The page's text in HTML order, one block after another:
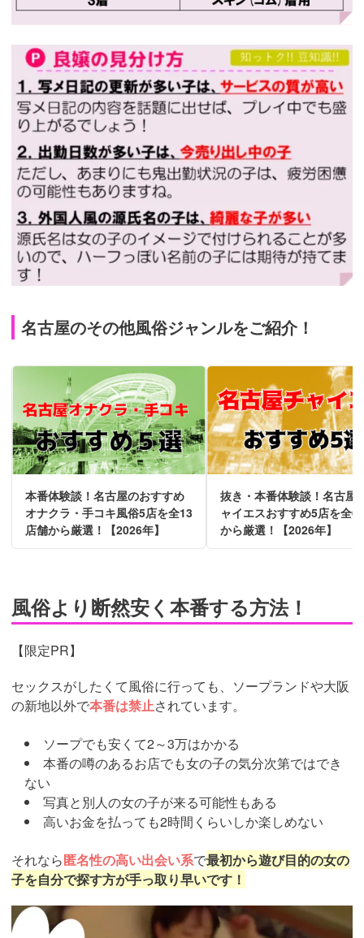
名古屋のその他風俗ジャンルをご紹介！
本番体験談！名古屋のおすすめ
オナクラ・手コキ風俗5店を全13
店舗から厳選！【2026年】
抜き・本番体験談！名古屋
ャイエスおすすめ5店を全
から厳選！【2026年】
風俗より断然安く本番する方法！
【限定PR】
セックスがしたくて風俗に行っても、ソープランドや大阪
の新地以外で本番は禁止されています。
ソープでも安くて2～3万はかかる
本番の噂のあるお店でも女の子の気分次第ではでき
ない
写真と別人の女の子が来る可能性もある
高いお金を払っても2時間くらいしか楽しめない
それなら匿名性の高い出会い系で最初から遊び目的の女の
子を自分で探す方が手っ取り早いです！
https://pcmax.jp/lp/?
ad_id=rm307152